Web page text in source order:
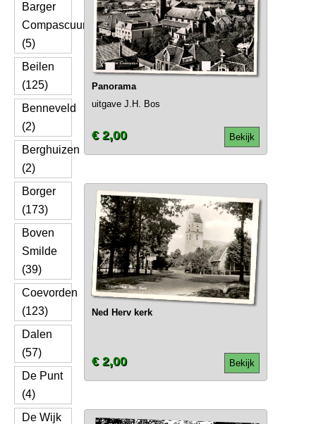
Barger
Compascuum
(5)
Beilen
(125)
Benneveld
(2)
Berghuizen
(2)
Borger
(173)
Boven
Smilde
(39)
Coevorden
(123)
Dalen
(57)
De Punt
(4)
De Wijk
Panorama
uitgave J.H. Bos
Bekijk
€ 2,00
Ned Herv kerk
Bekijk
€ 2,00